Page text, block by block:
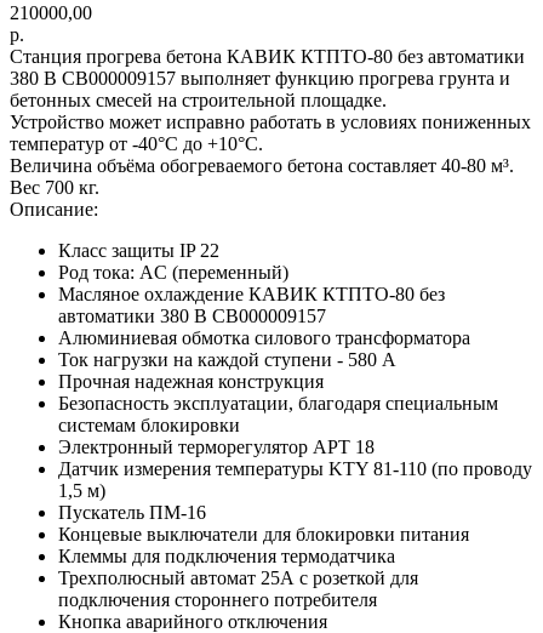
210000,00
р.
Станция прогрева бетона КАВИК КТПТО-80 без автоматики
380 В СВ000009157 выполняет функцию прогрева грунта и
бетонных смесей на строительной площадке.
Устройство может исправно работать в условиях пониженных
температур от -40°C до +10°C.
Величина объёма обогреваемого бетона составляет 40-80 м³.
Вес 700 кг.
Описание:
Класс защиты IP 22
Род тока: AC (переменный)
Масляное охлаждение КАВИК КТПТО-80 без
автоматики 380 В СВ000009157
Алюминиевая обмотка силового трансформатора
Ток нагрузки на каждой ступени - 580 А
Прочная надежная конструкция
Безопасность эксплуатации, благодаря специальным
системам блокировки
Электронный терморегулятор АРТ 18
Датчик измерения температуры KTY 81-110 (по проводу
1,5 м)
Пускатель ПМ-16
Концевые выключатели для блокировки питания
Клеммы для подключения термодатчика
Трехполюсный автомат 25А с розеткой для
подключения стороннего потребителя
Кнопка аварийного отключения